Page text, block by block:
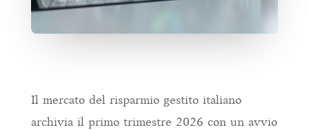
Il mercato del risparmio gestito italiano
archivia il primo trimestre 2026 con un avvio